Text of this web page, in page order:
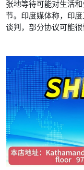
张地等待可能对生活
节。印度媒体称，印
谈判，部分协议可能很